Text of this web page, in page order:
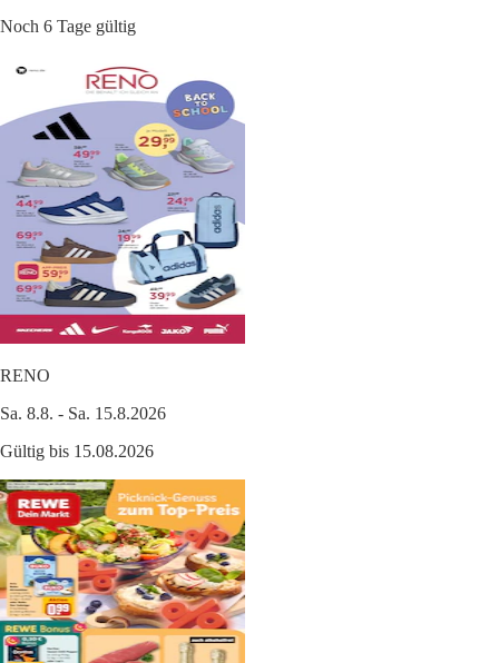
Noch 6 Tage gültig
RENO
Sa. 8.8. - Sa. 15.8.2026
Gültig bis 15.08.2026